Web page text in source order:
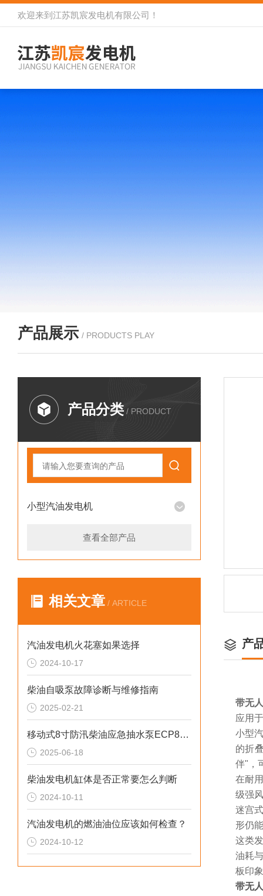
欢迎来到 江苏凯宸发电机有限公司 ！
产品展示 / PRODUCTS PLAY
产品分类 / PRODUCT
小型汽油发电机
查看全部产品
相关文章 / ARTICLE
汽油发电机火花塞如果选择
2024-10-17
柴油自吸泵故障诊断与维修指南
2025-02-21
移动式8寸防汛柴油应急抽水泵ECP80ME
2025-06-18
柴油发电机缸体是否正常要怎么判断
2024-10-11
汽油发电机的燃油油位应该如何检查？
2024-10-12
产
带无
应用
小型
的折
伴"，
在耐
级强
迷宫
形仍
这类
油耗
板印象
带无